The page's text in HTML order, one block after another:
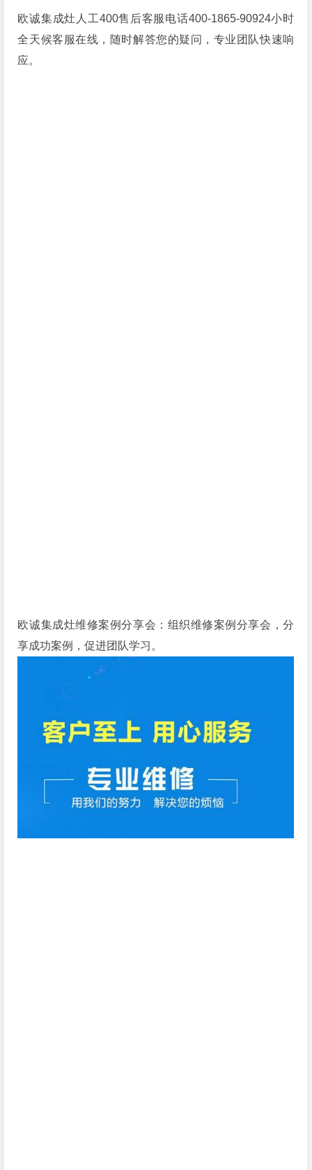
欧诚集成灶人工400售后客服电话400-1865-90924小时
全天候客服在线，随时解答您的疑问，专业团队快速响
应。
欧诚集成灶维修案例分享会：组织维修案例分享会，分
享成功案例，促进团队学习。